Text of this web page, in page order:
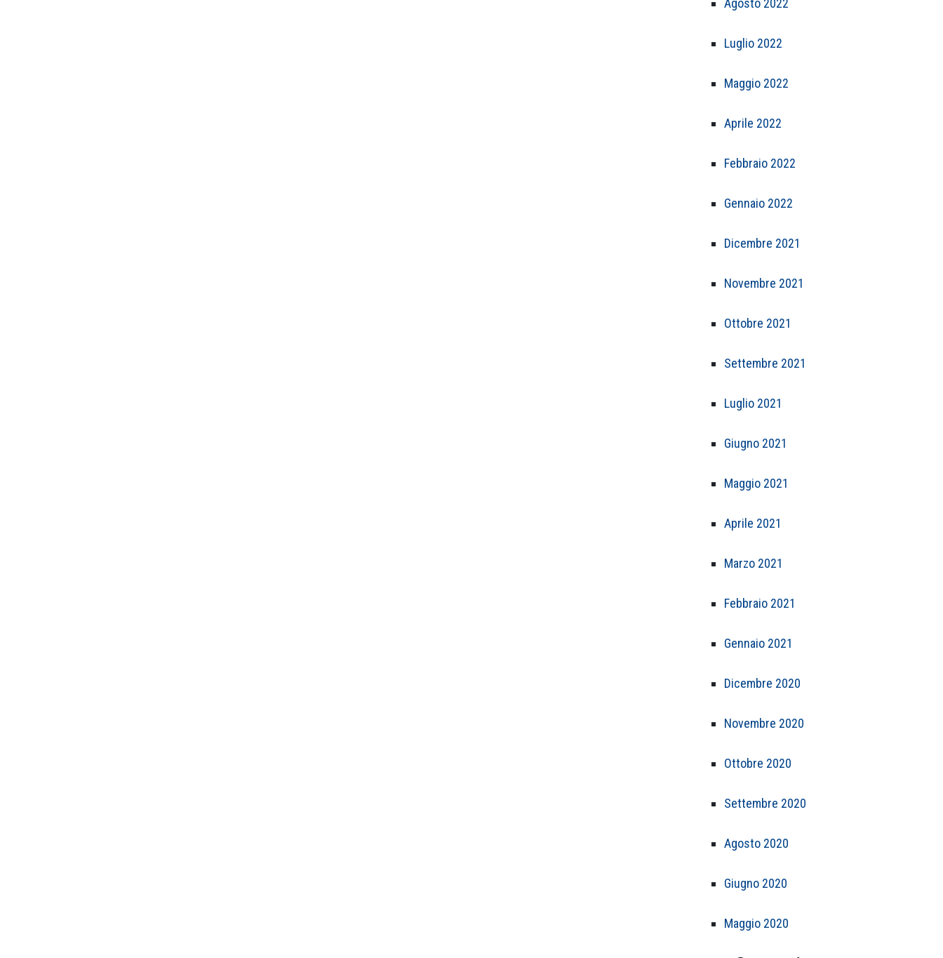
Agosto 2022
Luglio 2022
Maggio 2022
Aprile 2022
Febbraio 2022
Gennaio 2022
Dicembre 2021
Novembre 2021
Ottobre 2021
Settembre 2021
Luglio 2021
Giugno 2021
Maggio 2021
Aprile 2021
Marzo 2021
Febbraio 2021
Gennaio 2021
Dicembre 2020
Novembre 2020
Ottobre 2020
Settembre 2020
Agosto 2020
Giugno 2020
Maggio 2020